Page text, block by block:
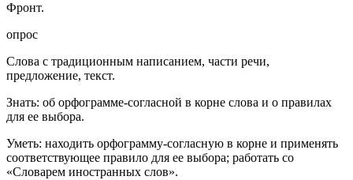
Фронт.
опрос
Слова с традиционным написанием, части речи,
предложение, текст.
Знать: об орфограмме-согласной в корне слова и о правилах
для ее выбора.
Уметь: находить орфограмму-согласную в корне и применять
соответствующее правило для ее выбора; работать со
«Словарем иностранных слов».